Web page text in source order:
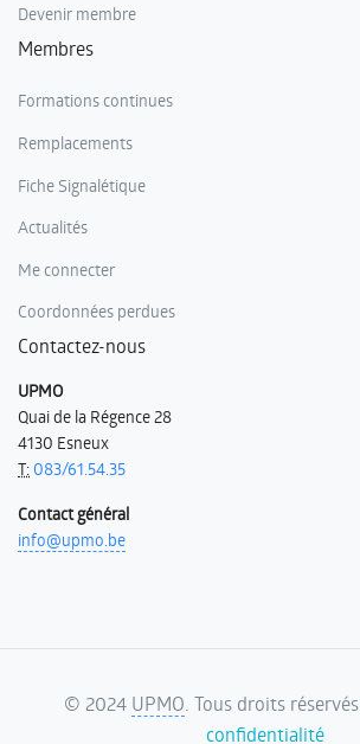
Devenir membre
Membres
Formations continues
Remplacements
Fiche Signalétique
Actualités
Me connecter
Coordonnées perdues
Contactez-nous
UPMO
Quai de la Régence 28
4130 Esneux
T: 083/61.54.35
Contact général
info@upmo.be
© 2024 UPMO . Tous droits réservés.
confidentialité